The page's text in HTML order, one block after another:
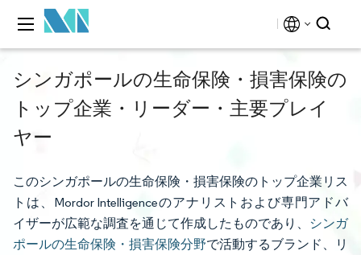
シンガポールの生命保険・損害保険の
トップ企業・リーダー・主要プレイ
ヤー
このシンガポールの生命保険・損害保険のトップ企業リス
トは、Mordor Intelligenceのアナリストおよび専門アドバ
イザーが広範な調査を通じて作成したものであり、
シンガ
ポールの生命保険・損害保険分野で活動するブランド、リ